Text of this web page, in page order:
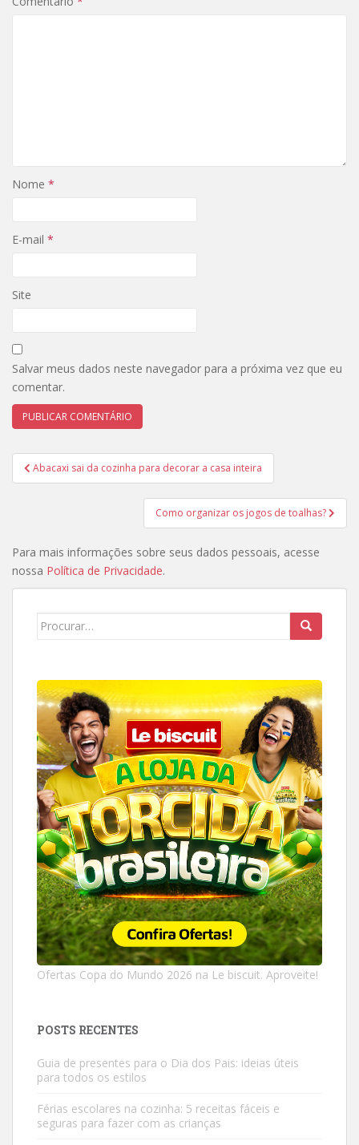
Nome *
E-mail *
Site
Salvar meus dados neste navegador para a próxima vez que eu
comentar.
Navegação
de
Abacaxi sai da cozinha para decorar a casa inteira
Como organizar os jogos de toalhas?
Para mais informações sobre seus dados pessoais, acesse
nossa Política de Privacidade.
Search
Ofertas Copa do Mundo 2026 na Le biscuit. Aproveite!
POSTS RECENTES
Guia de presentes para o Dia dos Pais: ideias úteis
para todos os estilos
Férias escolares na cozinha: 5 receitas fáceis e
seguras para fazer com as crianças